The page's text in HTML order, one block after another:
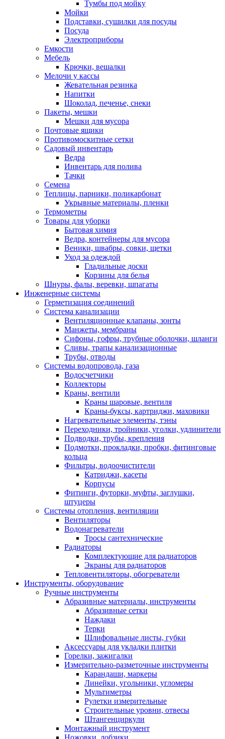
Тумбы под мойку
Мойки
Подставки, сушилки для посуды
Посуда
Электроприборы
Емкости
Мебель
Крючки, вешалки
Мелочи у кассы
Жевательная резинка
Напитки
Шоколад, печенье, снеки
Пакеты, мешки
Мешки для мусора
Почтовые ящики
Противомоскитные сетки
Садовый инвентарь
Ведра
Инвентарь для полива
Тачки
Семена
Теплицы, парники, поликарбонат
Укрывные материалы, пленки
Термометры
Товары для уборки
Бытовая химия
Ведра, контейнеры для мусора
Веники, швабры, совки, щетки
Уход за одеждой
Гладильные доски
Корзины для белья
Шнуры, фалы, веревки, шпагаты
Инженерные системы
Герметизация соединений
Система канализации
Вентиляционные клапаны, зонты
Манжеты, мембраны
Сифоны, гофры, трубные оболочки, шланги
Сливы, трапы канализационные
Трубы, отводы
Системы водопровода, газа
Водосчетчики
Коллекторы
Краны, вентили
Краны шаровые, вентиля
Краны-буксы, картриджи, маховики
Нагревательные элементы, тэны
Переходники, тройники, уголки, удлинители
Подводки, трубы, крепления
Подмотки, прокладки, пробки, фитинговые
кольца
Фильтры, водоочистители
Катриджи, касеты
Корпусы
Фитинги, футорки, муфты, заглушки,
штуцеры
Системы отопления, вентиляции
Вентиляторы
Водонагреватели
Тросы сантехнические
Радиаторы
Комплектующие для радиаторов
Экраны для радиаторов
Тепловентиляторы, обогреватели
Инструменты, оборудование
Ручные инструменты
Абразивные материалы, инструменты
Абразивные сетки
Наждаки
Терки
Шлифовальные листы, губки
Аксессуары для укладки плитки
Горелки, зажигалки
Измерительно-разметочные инструменты
Карандаши, маркеры
Линейки, угольники, угломеры
Мультиметры
Рулетки измерительные
Строительные уровни, отвесы
Штангенциркули
Монтажный инструмент
Ножовки, лобзики